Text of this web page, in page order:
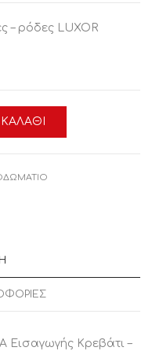
– ρόδες LUXOR
Εισαγωγής Κρεβάτι –